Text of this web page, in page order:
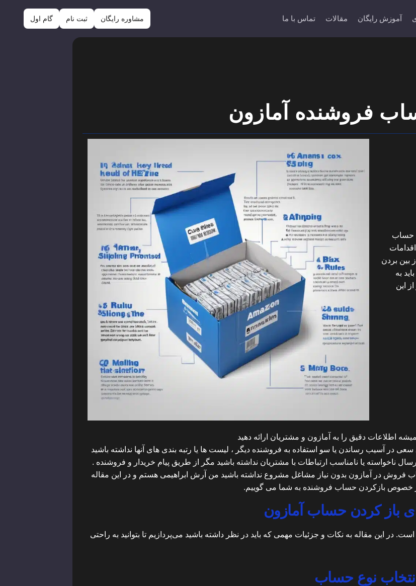
آموزش رایگان مقالات تماس با ما گام اول ثبت نام مشاوره رایگان
فروشنده آمازون
حساب
بین بردن
به
این
اطلاعات دقیق را به آمازون و مشتریان ارائه دهید
در آسیب رساندن یا سو استفاده به فروشنده دیگر ، لیست ها یا رتبه بندی های آنها نداشته باشید
ناخواسته یا نامناسب ارتباطات با مشتریان نداشته باشید مگر از طریق پیام خریدار و فروشنده .
فروش در آمازون بدون نیاز مشاغل مشروع نداشته باشید من آرش ابراهیمی هستم و در این مقاله
خصوص بازکردن حساب فروشنده به شما می گوییم.
باز کردن حساب آمازون
در این مقاله به نکات و جزئیات مهمی که باید در نظر داشته باشید می‌پردازیم تا بتوانید به راحتی